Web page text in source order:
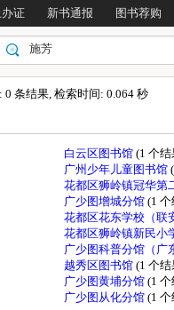
办证 新书通报 图书荐购
条结果, 检索时间: 0.064 秒
白云区图书馆 (1 个结
广州少年儿童图书馆
花都区狮岭镇冠华第
广少图增城分馆 (1
花都区花东学校（联
花都区狮岭镇新民小
广少图科普分馆（广
越秀区图书馆 (1 个结
广少图黄埔分馆 (1
广少图从化分馆 (1